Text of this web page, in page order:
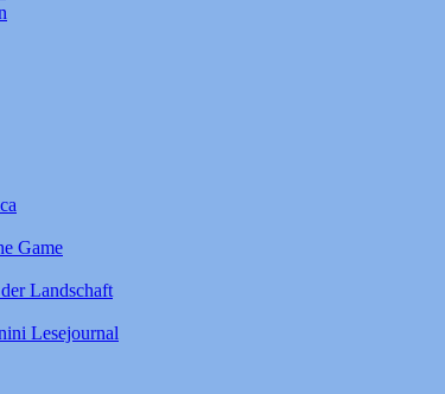
Game
Landschaft
Lesejournal